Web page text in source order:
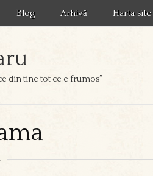
Blog Arhivă Harta site
din tine tot ce e frumos”